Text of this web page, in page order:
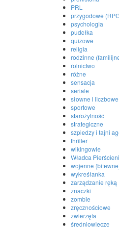
PRL
przygodowe
psychologia
pudełka
quizowe
religia
rodzinne
rolnictwo
różne
sensacja
seriale
słowne i liczbowe
sportowe
starożytność
strategiczne
szpiedzy i tajni
thriller
wikingowie
Władca Pierścieni
wojenne
wykreśłanka
zarządzanie ręką
znaczki
zombie
zręcznościowe
zwierzęta
średniowiecze